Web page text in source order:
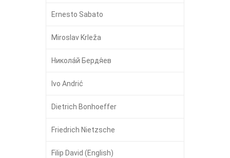
Ernesto Sabato
Miroslav Krleža
Никола́й Бердя́ев
Ivo Andrić
Dietrich Bonhoeffer
Friedrich Nietzsche
Filip David (English)